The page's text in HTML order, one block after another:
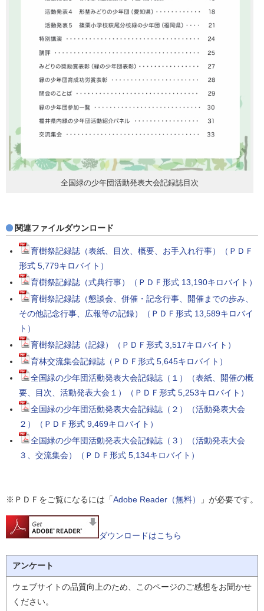
全国緑の少年団活動発表大会記録誌目次
関連ファイルダウンロード
育樹祭記録誌（表紙、目次、概要、お手入れ行事）（ＰＤＦ
形式 5,779キロバイト）
育樹祭記録誌（式典行事）（ＰＤＦ形式 13,190キロバイト）
育樹祭記録誌（懇談会、併催・記念行事、開催までの歩み、
その他記念行事、広報等の記録）（ＰＤＦ形式 13,589キロバイ
ト）
育樹祭記録誌（記録）（ＰＤＦ形式 3,517キロバイト）
育林交流集会記録誌（ＰＤＦ形式 5,645キロバイト）
全国緑の少年団活動発表大会記録誌（１）（表紙、開催の概
要、目次、活動発表大会１）（ＰＤＦ形式 5,253キロバイト）
全国緑の少年団活動発表大会記録誌（２）（活動発表大会
２）（ＰＤＦ形式 9,469キロバイト）
全国緑の少年団活動発表大会記録誌（３）（活動発表大会
３、交流集会）（ＰＤＦ形式 5,134キロバイト）
※ＰＤＦをご覧になるには「Adobe Reader（無料） 」が必要です。
ダウンロードはこちら
アンケート
ウェブサイトの品質向上のため、このページのご感想をお聞かせ
ください。